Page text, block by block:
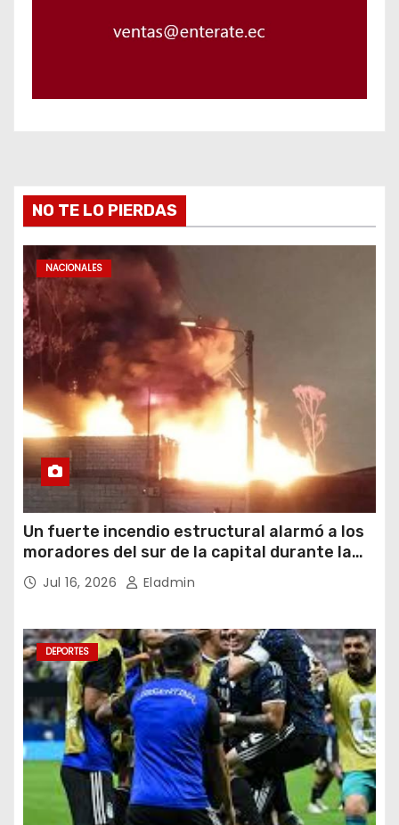
NO TE LO PIERDAS
NACIONALES
Un fuerte incendio estructural alarmó a los
moradores del sur de la capital durante la
noche del miércoles 15 de julio de 2026
Jul 16, 2026 Eladmin
DEPORTES